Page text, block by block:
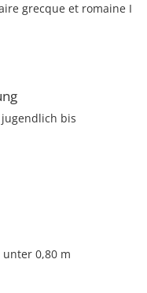
grecque et romaine I
bis
0,80 m